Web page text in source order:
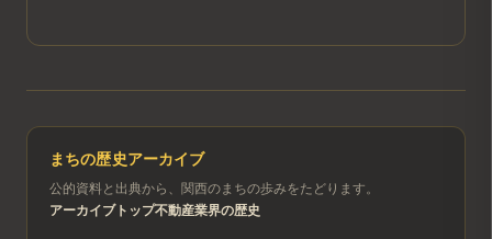
まちの歴史アーカイブ
公的資料と出典から、関西のまちの歩みをたどります。
アーカイブトップ不動産業界の歴史